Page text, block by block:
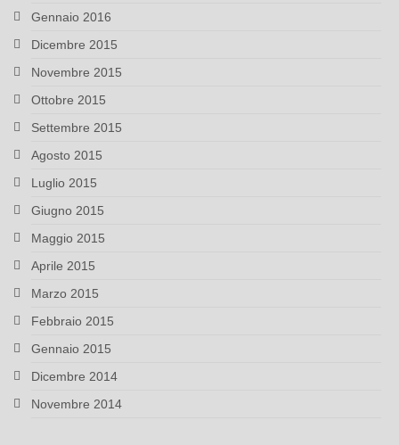
Gennaio 2016
Dicembre 2015
Novembre 2015
Ottobre 2015
Settembre 2015
Agosto 2015
Luglio 2015
Giugno 2015
Maggio 2015
Aprile 2015
Marzo 2015
Febbraio 2015
Gennaio 2015
Dicembre 2014
Novembre 2014